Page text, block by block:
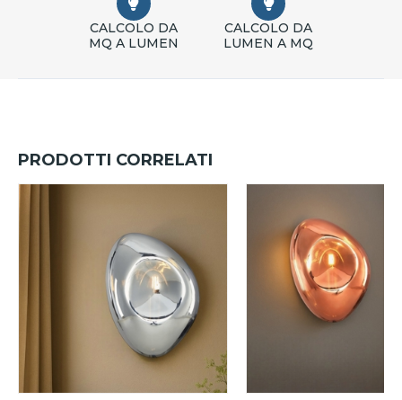
CALCOLO DA
MQ A LUMEN
CALCOLO DA
LUMEN A MQ
PRODOTTI CORRELATI